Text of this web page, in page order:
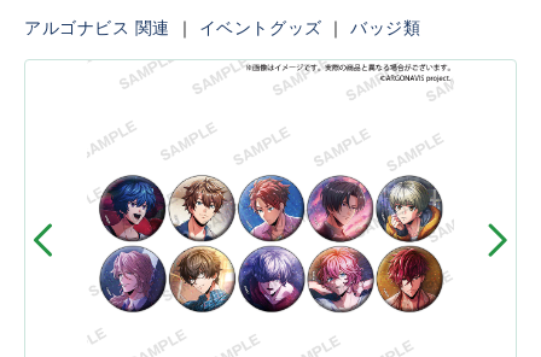
アルゴナビス 関連 ｜ イベントグッズ ｜バッジ類